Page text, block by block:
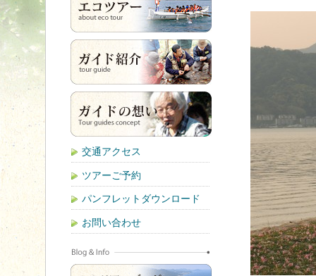
交通アクセス
ツアーご予約
パンフレットダウンロード
お問い合わせ